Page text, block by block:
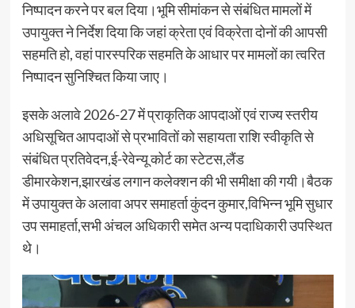
निष्पादन करने पर बल दिया।भूमि सीमांकन से संबंधित मामलों में
उपायुक्त ने निर्देश दिया कि जहां क्रेता एवं विक्रेता दोनों की आपसी
सहमति हो, वहां पारस्परिक सहमति के आधार पर मामलों का त्वरित
निष्पादन सुनिश्चित किया जाए।
इसके अलावे 2026-27 में प्राकृतिक आपदाओं एवं राज्य स्तरीय
अधिसूचित आपदाओं से प्रभावितों को सहायता राशि स्वीकृति से
संबंधित प्रतिवेदन,ई-रेवेन्यू कोर्ट का स्टेटस,लैंड
डीमारकेशन,झारखंड लगान कलेक्शन की भी समीक्षा की गयी।बैठक
में उपायुक्त के अलावा अपर समाहर्ता कुंदन कुमार,विभिन्न भूमि सुधार
उप समाहर्ता,सभी अंचल अधिकारी समेत अन्य पदाधिकारी उपस्थित
थे।